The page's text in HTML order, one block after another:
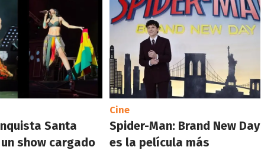
Santa
un show cargado
Cine
Spider-Man: Brand New Day
es la película más